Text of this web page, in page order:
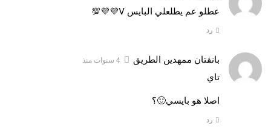
عطلو عم يطلعلي البايس V💜💜💯
رد
بانقتان ممهدين الطريق 4 سنوات منذ
تاي
اصلا هو بايسي🙂؟
رد